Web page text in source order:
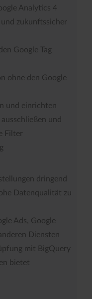
Analytics 4
zukunftssicher
Google Tag
ohne den Google
und einrichten
und
Filter
dringend
Datenqualität zu
Ads, Google
Diensten
mit BigQuery
bietet